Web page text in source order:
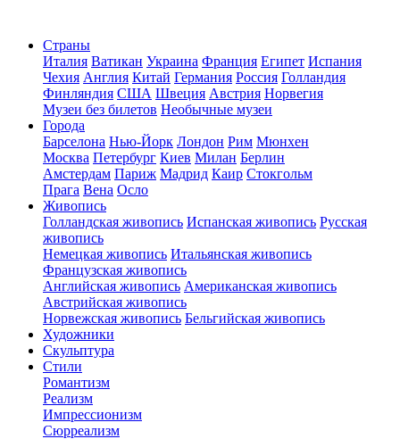
Страны
Италия Ватикан Украина Франция Египет Испания
Чехия Англия Китай Германия Россия Голландия
Финляндия США Швеция Австрия Норвегия
Музеи без билетов Необычные музеи
Города
Барселона Нью-Йорк Лондон Рим Мюнхен
Москва Петербург Киев Милан Берлин
Амстердам Париж Мадрид Каир Стокгольм
Прага Вена Осло
Живопись
Голландская живопись Испанская живопись Русская
живопись
Немецкая живопись Итальянская живопись
Французская живопись
Английская живопись Американская живопись
Австрийская живопись
Норвежская живопись Бельгийская живопись
Художники
Скульптура
Стили
Романтизм
Реализм
Импрессионизм
Сюрреализм